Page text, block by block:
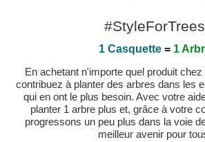
#StyleForTrees
1 Casquette= 1
En achetant n'importe quel produit
contribuez à planter des arbres dans les
qui en ont le plus besoin. Avec votre
planter 1 arbre plus et, grâce à votre
progressons un peu plus dans la voie
meilleur avenir pour